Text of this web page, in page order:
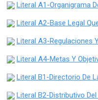
Literal A1-Organigrama
Literal A2-Base Legal
Literal A3-Regulaciones
Literal A4-Metas Y
Literal B1-Directorio De
Literal B2-Distributivo